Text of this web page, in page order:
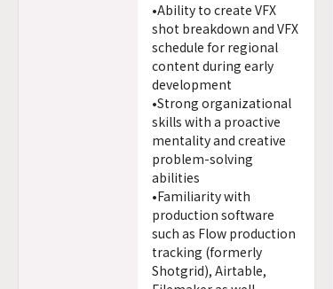
•Ability to create VFX
shot breakdown and VFX
schedule for regional
content during early
development
•Strong organizational
skills with a proactive
mentality and creative
problem-solving
abilities
•Familiarity with
production software
such as Flow production
tracking (formerly
Shotgrid), Airtable,